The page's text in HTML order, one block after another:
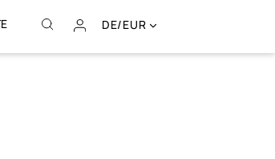
DE/EUR